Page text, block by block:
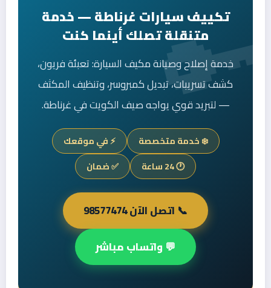
تكييف سيارات غرناطة — خدمة
متنقلة تصلك أينما كنت
خدمة إصلاح وصيانة مكيف السيارة: تعبئة فريون،
كشف تسريبات، تبديل كمبروسر، وتنظيف المكثف
— لتبريد قوي يواجه صيف الكويت في غرناطة.
❄️ خدمة متخصصة
⚡ في موقعك
🕐 24 ساعة
✅ ضمان
📞 اتصل الآن 98577474
💬 واتساب مباشر